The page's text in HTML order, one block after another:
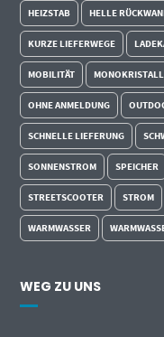
HEIZSTAB HELLE
KURZE LIEFERWEGE
MOBILITÄT
OHNE ANMELDUNG
SCHNELLE LIEFERUNG
SONNENSTROM SPEICHER
STREETSCOOTER STROM
WARMWASSER
WEG ZU UNS